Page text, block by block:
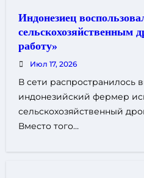
Индонезиец воспользовался
сельскохозяйственным
работу»
Июл 17, 2026
В сети распространилось видео, на котором
индонезийский фермер
сельскохозяйственный
Вместо того…